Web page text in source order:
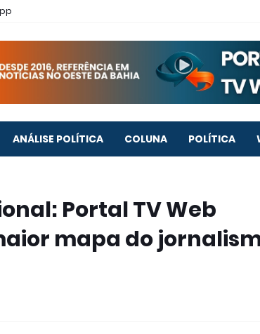
ANÁLISE POLÍTICA COLUNA POLÍTICA
Portal TV Web
mapa do